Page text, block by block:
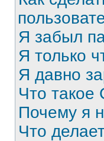
Я забыл
Я только
Я давно
Что такое
Почему я
Что